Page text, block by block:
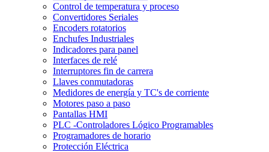
Control de temperatura y proceso
Convertidores Seriales
Encoders rotatorios
Enchufes Industriales
Indicadores para panel
Interfaces de relé
Interruptores fin de carrera
Llaves conmutadoras
Medidores de energía y TC's de corriente
Motores paso a paso
Pantallas HMI
PLC -Controladores Lógico Programables
Programadores de horario
Protección Eléctrica